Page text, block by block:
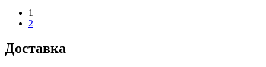
1
2
Доставка